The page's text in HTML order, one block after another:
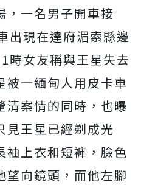
，一名男子開車接
出現在達府湄索縣邊
時女友稱與王星失去
被一緬甸人用皮卡車
清案情的同時，也曝
見王星已經剃成光
袖上衣和短褲，臉色
望向鏡頭，而他左腳